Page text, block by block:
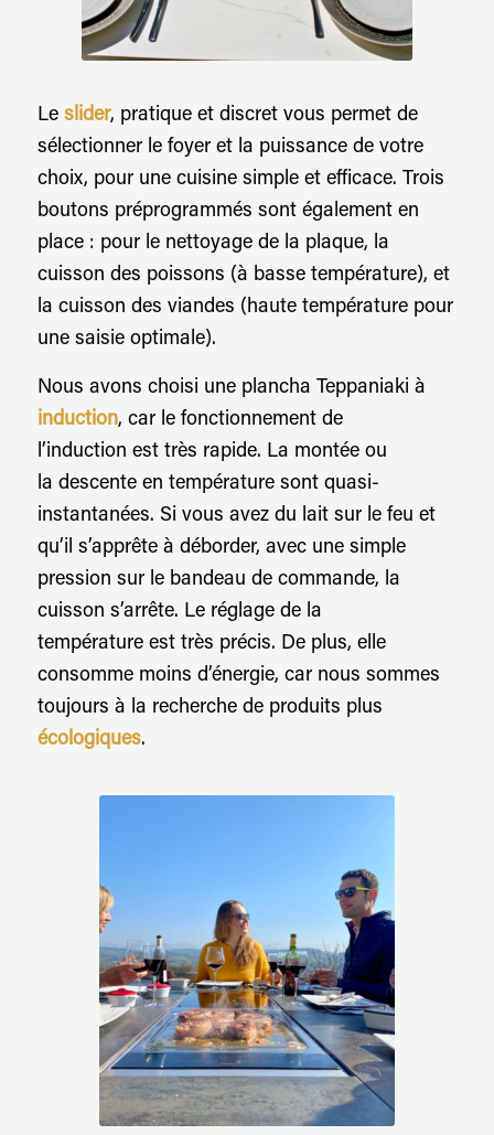
Le slider, pratique et discret vous permet de
sélectionner le foyer et la puissance de votre
choix, pour une cuisine simple et efficace. Trois
boutons préprogrammés sont également en
place : pour le nettoyage de la plaque, la
cuisson des poissons (à basse température), et
la cuisson des viandes (haute température pour
une saisie optimale).
Nous avons choisi une plancha Teppaniaki à
induction, car le fonctionnement de
l’induction est très rapide. La montée ou
la descente en température sont quasi-
instantanées. Si vous avez du lait sur le feu et
qu’il s’apprête à déborder, avec une simple
pression sur le bandeau de commande, la
cuisson s’arrête. Le réglage de la
température est très précis. De plus, elle
consomme moins d’énergie, car nous sommes
toujours à la recherche de produits plus
écologiques.